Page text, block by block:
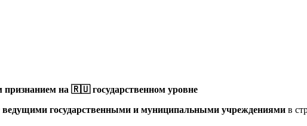
признанием на 🇷🇺 государственном уровне
ведущими государственными и муниципальными учреждениями в